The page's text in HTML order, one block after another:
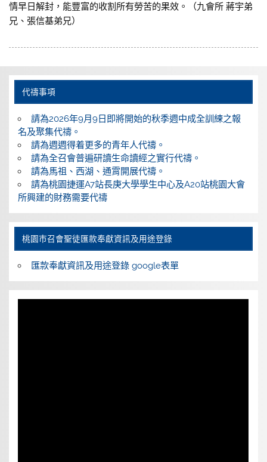
情早日解封，能豐富的收割所有勞苦的果效。（九會所 蔣宇弟
兄、張信基弟兄）
代禱事項
請為2026年9月9日即將開始的秋季週中成全訓練之報
名及聚集代禱。
請為週週得着更多的青年人代禱。
請為全召會普遍研讀生命讀經之實行代禱。
請為馬祖、西湖、通霄開展代禱。
請為桃園捷運A7站長庚大學學生中心及A20站桃園大會
所興建的財務需要代禱
桃園巿召會聖徒匯款奉獻資訊及用途登錄
匯款奉獻資訊及用途登錄 google表單